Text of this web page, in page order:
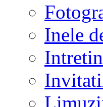
Inele